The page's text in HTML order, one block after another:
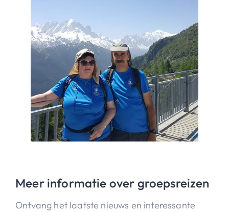
Meer informatie over groepsreizen
Ontvang het laatste nieuws en interessante